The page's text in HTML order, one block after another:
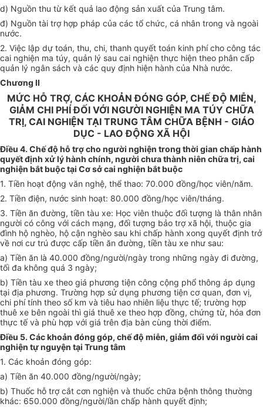
d) Nguồn thu từ kết quả lao động sản xuất của Trung tâm.
đ) Nguồn tài trợ hợp pháp của các tổ chức, cá nhân trong và ngoài
nước.
2. Việc lập dự toán, thu, chi, thanh quyết toán kinh phí cho công tác
cai nghiện ma túy, quản lý sau cai nghiện thực hiện theo phân cấp
quản lý ngân sách và các quy định hiện hành của Nhà nước.
Chương II
MỨC HỖ TRỢ, CÁC KHOẢN ĐÓNG GÓP, CHẾ ĐỘ MIỄN,
GIẢM CHI PHÍ ĐỐI VỚI NGƯỜI NGHIỆN MA TÚY CHỮA
TRỊ, CAI NGHIỆN TẠI TRUNG TÂM CHỮA BỆNH - GIÁO
DỤC - LAO ĐỘNG XÃ HỘI
Điều 4. Chế độ hỗ trợ cho người nghiện trong thời gian chấp hành
quyết định xử lý hành chính, người chưa thành niên chữa trị, cai
nghiện bắt buộc tại Cơ sở cai nghiện bắt buộc
1. Tiền hoạt động văn nghệ, thể thao: 70.000 đồng/học viên/năm.
2. Tiền điện, nước sinh hoạt: 80.000 đồng/học viên/tháng.
3. Tiền ăn đường, tiền tàu xe: Học viên thuộc đối tượng là thân nhân
người có công với cách mạng, đối tượng bảo trợ xã hội, thuộc gia
đình hộ nghèo, hộ cận nghèo sau khi chấp hành xong quyết định trở
về nơi cư trú được cấp tiền ăn đường, tiền tàu xe như sau:
a) Tiền ăn là 40.000 đồng/người/ngày trong những ngày đi đường,
tối đa không quá 3 ngày;
b) Tiền tàu xe theo giá phương tiện công cộng phổ thông áp dụng
tại địa phương. Trường hợp sử dụng phương tiện cơ quan, đơn vị,
chi phí tính theo số km và tiêu hao nhiên liệu thực tế; trường hợp
thuê xe bên ngoài thì giá thuê xe theo hợp đồng, chứng từ, hóa đơn
thực tế và phù hợp với giá trên địa bàn cùng thời điểm.
Điều 5. Các khoản đóng góp, chế độ miễn, giảm đối với người cai
nghiện tự nguyện tại Trung tâm
1. Các khoản đóng góp:
a) Tiền ăn 40.000 đồng/người/ngày;
b) Thuốc hỗ trợ cắt cơn nghiện và thuốc chữa bệnh thông thường
khác: 650.000 đồng/người/lần chấp hành quyết định;